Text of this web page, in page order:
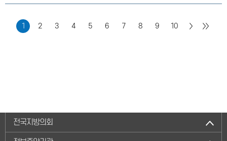
1 2 3 4 5 6 7 8 9 10
전국지방의회